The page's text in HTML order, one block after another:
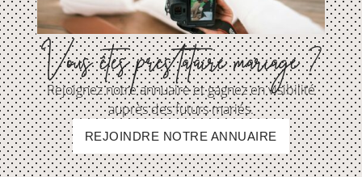
Vous êtes prestataire mariage ?
Rejoignez notre annuaire et gagnez en visibilité
auprès des futurs mariés.
REJOINDRE NOTRE ANNUAIRE